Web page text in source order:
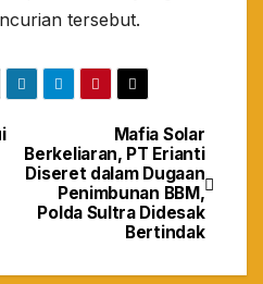
tersebut.
Mafia Solar
Berkeliaran, PT Erianti
Diseret dalam Dugaan
Penimbunan BBM,
Polda Sultra Didesak
Bertindak